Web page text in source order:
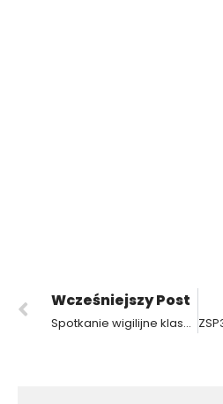
Wcześniejszy Post
Spotkanie wigilijne klasy 3D